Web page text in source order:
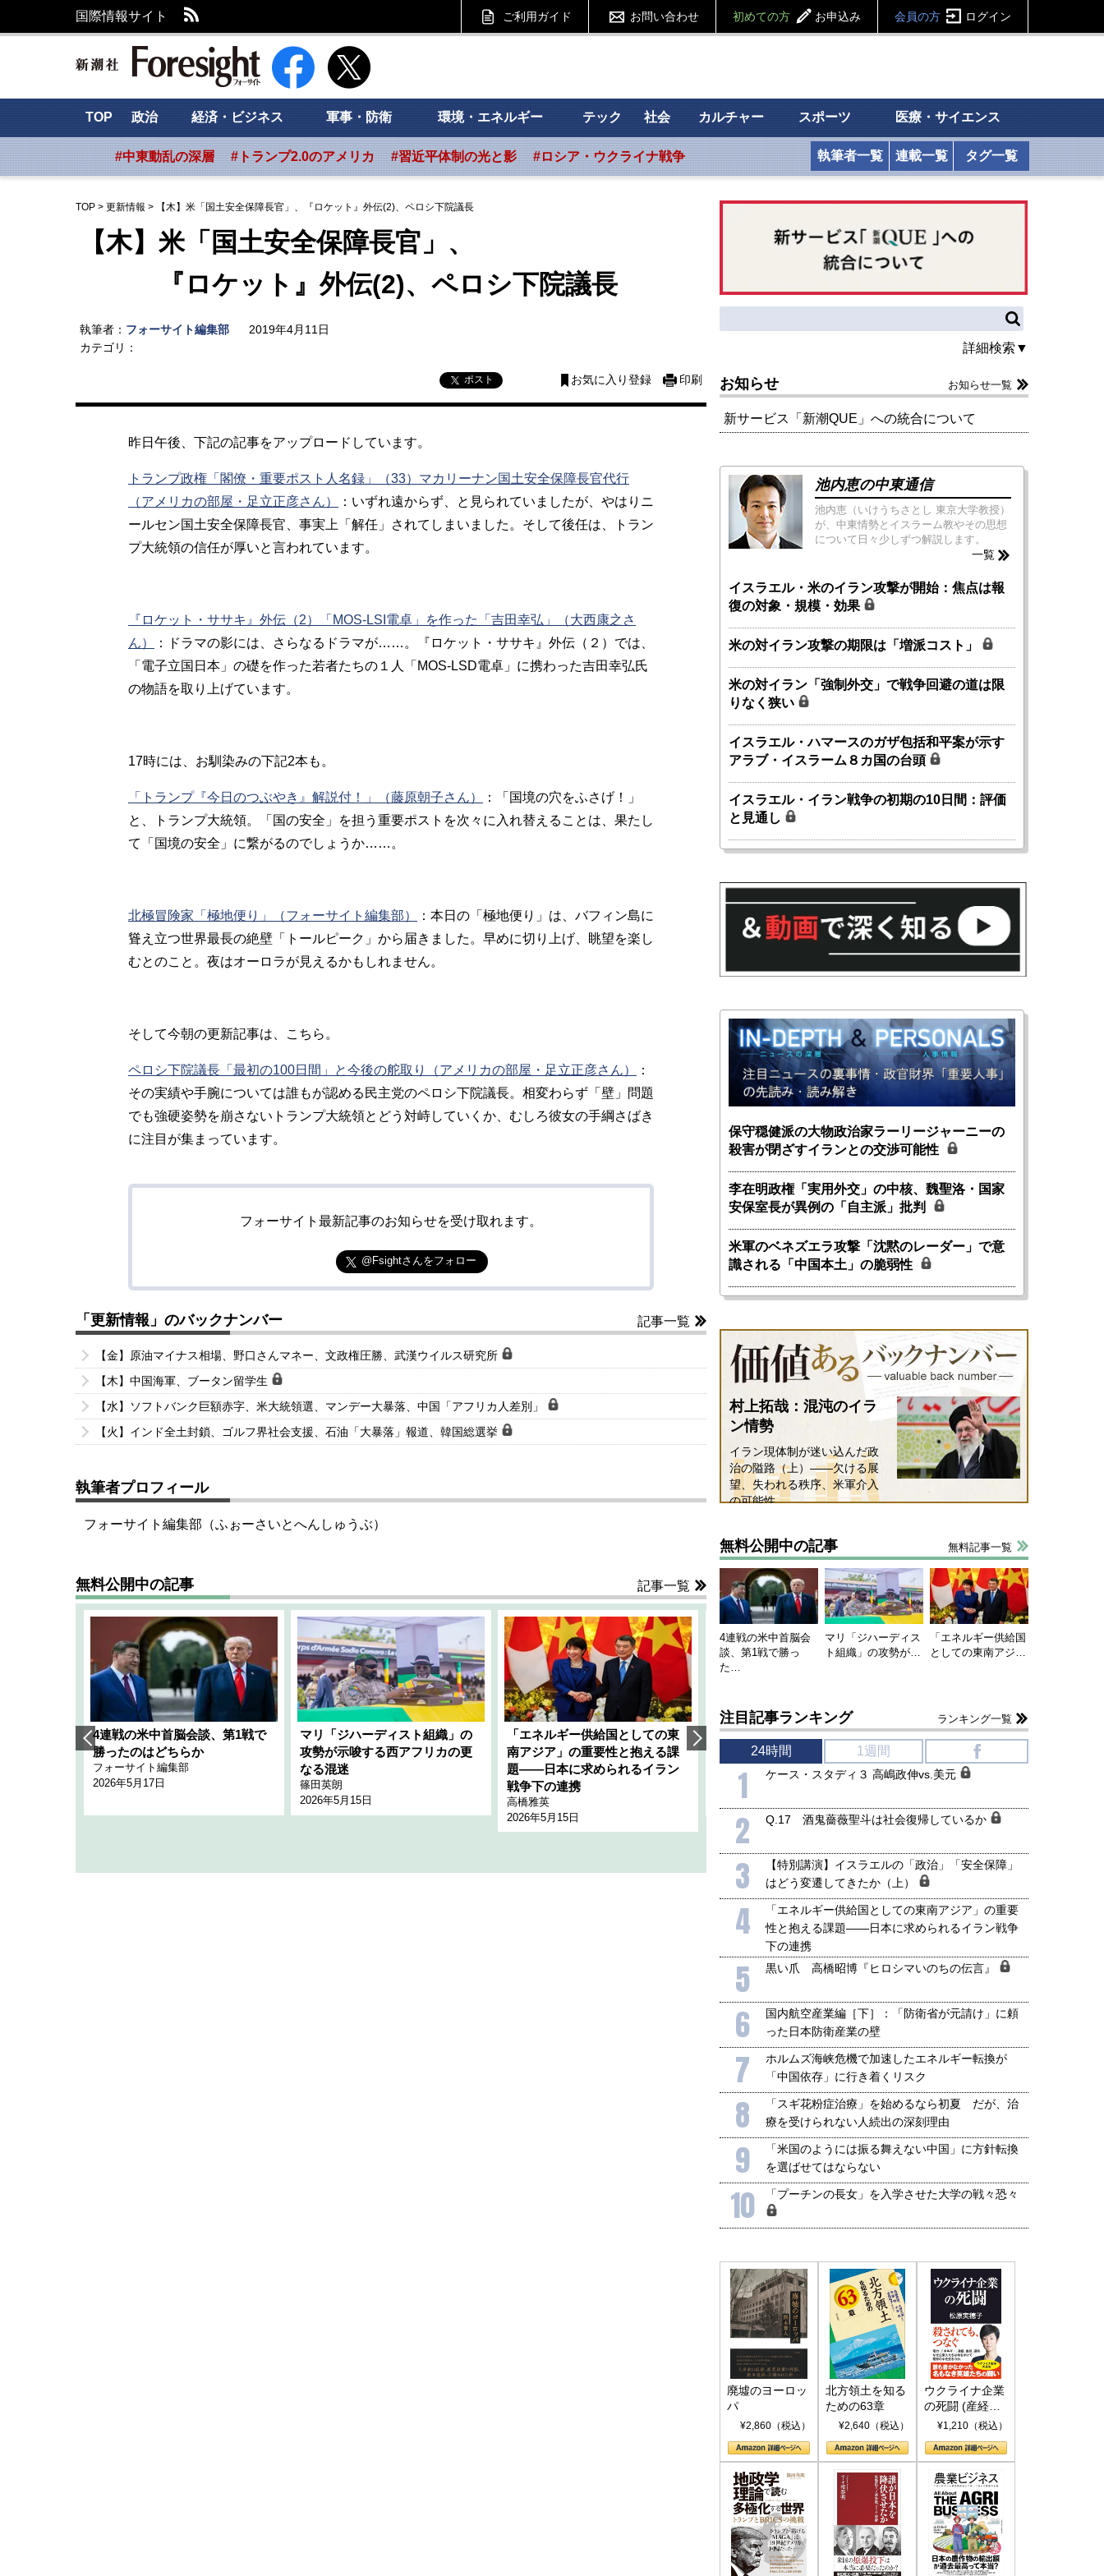
国際情報サイト ご利用ガイド お問い合わせ 初めての方 お申込み 会員の方 ログイン
新潮社 Foresight フォーサイト
TOP 政治 経済・ビジネス 軍事・防衛 環境・エネルギー テック 社会 カルチャー スポーツ 医療・サイエンス
#中東動乱の深層 #トランプ2.0のアメリカ #習近平体制の光と影 #ロシア・ウクライナ戦争 執筆者一覧 連載一覧 タグ一覧
TOP > 更新情報 > 【木】米「国土安全保障長官」、『ロケット』外伝(2)、ペロシ下院議長
【木】米「国土安全保障長官」、
『ロケット』外伝(2)、ペロシ下院議長
執筆者： フォーサイト編集部
2019年4月11日
カテゴリ：
ポスト お気に入り登録 印刷
昨日午後、下記の記事をアップロードしています。
トランプ政権「閣僚・重要ポスト人名録」（33）マカリーナン国土安全保障長官代行
（アメリカの部屋・足立正彦さん）
： いずれ遠からず、と見られていましたが、やはりニ
ールセン国土安全保障長官、事実上「解任」されてしまいました。そして後任は、トラン
プ大統領の信任が厚いと言われています。
『ロケット・ササキ』外伝（2）「MOS-LSI電卓」を作った「吉田幸弘」（大西康之さ
ん）
：
ドラマの影には、さらなるドラマが……。『ロケット・ササキ』外伝（２）では、
「電子立国日本」の礎を作った若者たちの１人「MOS-LSD電卓」に携わった吉田幸弘氏
の物語を取り上げています。
17時には、お馴染みの下記2本も。
「トランプ『今日のつぶやき』解説付！」（藤原朝子さん） ：
「国境の穴をふさげ！」
と、トランプ大統領。「国の安全」を担う重要ポストを次々に入れ替えることは、果たし
て「国境の安全」に繋がるのでしょうか……。
北極冒険家「極地便り」（フォーサイト編集部） ： 本日の「極地便り」は、バフィン島に
聳え立つ世界最長の絶壁「トールピーク」から届きました。早めに切り上げ、眺望を楽し
むとのこと。夜はオーロラが見えるかもしれません。
そして今朝の更新記事は、こちら。
ペロシ下院議長「最初の100日間」と今後の舵取り（アメリカの部屋・足立正彦さん）
：
その実績や手腕については誰もが認める民主党のペロシ下院議長。相変わらず「壁」問題
でも強硬姿勢を崩さないトランプ大統領とどう対峙していくか、むしろ彼女の手綱さばき
に注目が集まっています。
フォーサイト最新記事のお知らせを受け取れます。
@Fsightさんをフォロー
「更新情報」のバックナンバー 記事一覧
【金】原油マイナス相場、野口さんマネー、文政権圧勝、武漢ウイルス研究所
【木】中国海軍、ブータン留学生
【水】ソフトバンク巨額赤字、米大統領選、マンデー大暴落、中国「アフリカ人差別」
【火】インド全土封鎖、ゴルフ界社会支援、石油「大暴落」報道、韓国総選挙
執筆者プロフィール
フォーサイト編集部（ふぉーさいとへんしゅうぶ）
無料公開中の記事 記事一覧
4連戦の米中首脳会談、第1戦で
勝ったのはどちらか
フォーサイト編集部
2026年5月17日
マリ「ジハーディスト組織」の
攻勢が示唆する西アフリカの更
なる混迷
篠田英朗
2026年5月15日
「エネルギー供給国としての東
南アジア」の重要性と抱える課
題――日本に求められるイラン
戦争下の連携
高橋雅英
2026年5月15日
韓国にも理解してほしい「極東
1905年体制」における日米韓安
全保障協力の意味
2026年5月15日
ホルムズ海峡危機で加速したエ
ネルギー転換が「中国依存」に
行き着くリスク
詳細検索▼
お知らせ お知らせ一覧
新サービス「新潮QUE」への統合について
池内恵の中東通信
池内恵（いけうちさとし 東京大学教授）
が、中東情勢とイスラーム教やその思想
について日々少しずつ解説します。
一覧
イスラエル・米のイラン攻撃が開始：焦点は報
復の対象・規模・効果
米の対イラン攻撃の期限は「増派コスト」
米の対イラン「強制外交」で戦争回避の道は限
りなく狭い
イスラエル・ハマースのガザ包括和平案が示す
アラブ・イスラーム８カ国の台頭
イスラエル・イラン戦争の初期の10日間：評価
と見通し
保守穏健派の大物政治家ラーリージャーニーの
殺害が閉ざすイランとの交渉可能性
李在明政権「実用外交」の中核、魏聖洛・国家
安保室長が異例の「自主派」批判
米軍のベネズエラ攻撃「沈黙のレーダー」で意
識される「中国本土」の脆弱性
村上拓哉：混沌のイラ
ン情勢
イラン現体制が迷い込んだ政
治の隘路（上）――欠ける展
望、失われる秩序、米軍介入
の可能性
無料公開中の記事 無料記事一覧
4連戦の米中首脳会
談、第1戦で勝っ
た…
マリ「ジハーディス
ト組織」の攻勢が…
「エネルギー供給国
としての東南アジ…
注目記事ランキング ランキング一覧
24時間 1週間
1 ケース・スタディ３ 高嶋政伸vs.美元
2 Q.17 酒鬼薔薇聖斗は社会復帰しているか
3
【特別講演】イスラエルの「政治」「安全保障」
はどう変遷してきたか（上）
4
「エネルギー供給国としての東南アジア」の重要
性と抱える課題――日本に求められるイラン戦争
下の連携
5 黒い爪 高橋昭博『ヒロシマいのちの伝言』
6
国内航空産業編［下］：「防衛省が元請け」に頼
った日本防衛産業の壁
7
ホルムズ海峡危機で加速したエネルギー転換が
「中国依存」に行き着くリスク
8
「スギ花粉症治療」を始めるなら初夏 だが、治
療を受けられない人続出の深刻理由
9
「米国のようには振る舞えない中国」に方針転換
を選ばせてはならない
10 「プーチンの長女」を入学させた大学の戦々恐々
廃墟のヨーロッ
パ
¥2,860（税込）
北方領土を知る
ための63章
¥2,640（税込）
ウクライナ企業
の死闘 (産経セ
レクト S 039)
¥1,210（税込）